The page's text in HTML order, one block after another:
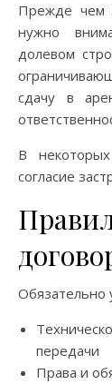
Прежде чем
нужно
долевом
сдачу в
В
согласие
Обязательно
передачи
Права и